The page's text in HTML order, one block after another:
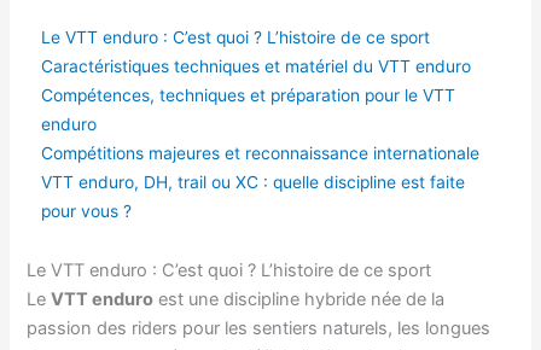
Le VTT enduro : C’est quoi ? L’histoire de ce sport
Caractéristiques techniques et matériel du VTT enduro
Compétences, techniques et préparation pour le VTT
enduro
Compétitions majeures et reconnaissance internationale
VTT enduro, DH, trail ou XC : quelle discipline est faite
pour vous ?
Le VTT enduro : C’est quoi ? L’histoire de ce sport
LeVTT enduro est une discipline hybride née de la
passion des riders pour les sentiers naturels, les longues